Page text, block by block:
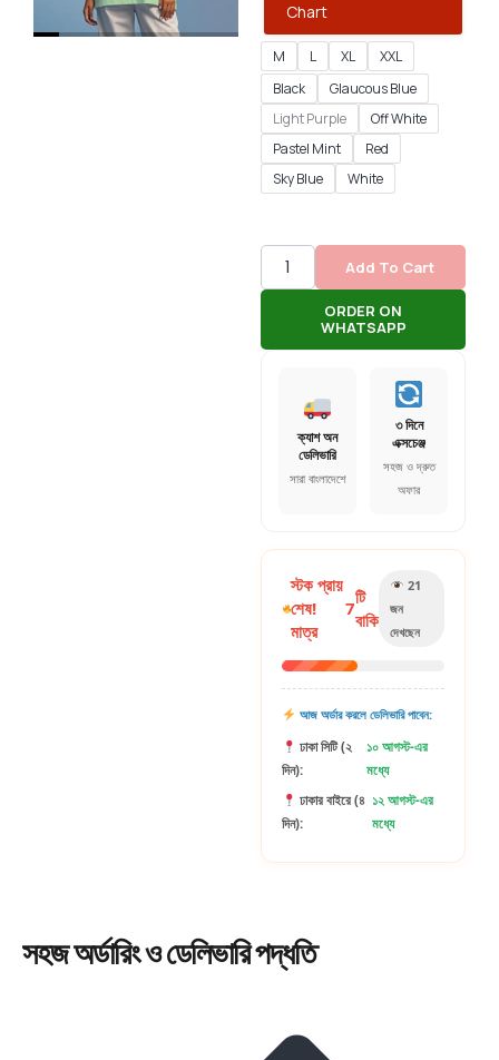
Chart
M L XL
XXL
Black
Glaucous Blue
Light Purple
Off White
Pastel Mint
Red
Sky Blue
White
Add To Cart
ORDER ON
WHATSAPP
ক্যাশ অন
ডেলিভারি
সারা বাংলাদেশে
৩ দিনে
এক্সচেঞ্জ
সহজ ও দ্রুত
অফার
স্টক প্রায়
শেষ!
মাত্র
7
টি
বাকি
21
জন
দেখছেন
আজ অর্ডার করলে ডেলিভারি পাবেন:
ঢাকা সিটি (২
দিন):
১০ আগস্ট-এর
মধ্যে
ঢাকার বাইরে (৪
দিন):
১২ আগস্ট-এর
মধ্যে
সহজঅর্ডারিংও ডেলিভারি পদ্ধতি